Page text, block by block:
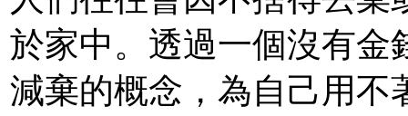
於家中。透過一個沒有金
減棄的概念，為自己用不